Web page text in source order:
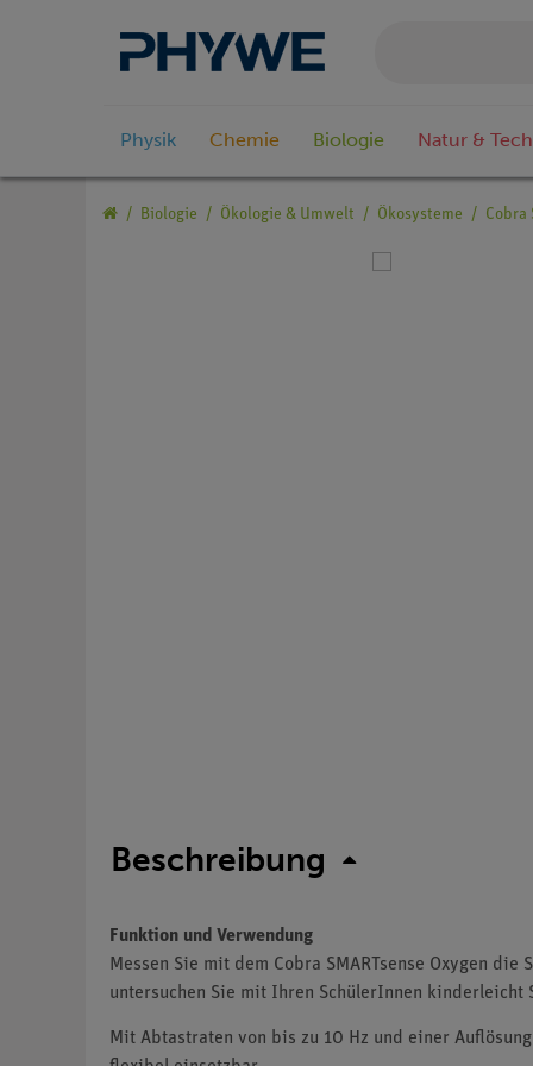
Physik Chemie Biologie Natur &
Biologie Ökologie & Umwelt Ökosysteme Cobra
Beschreibung
Funktion und Verwendung
Messen Sie mit dem Cobra SMARTsense Oxygen
untersuchen Sie mit Ihren SchülerInnen kinderleicht
Mit Abtastraten von bis zu 10 Hz und einer